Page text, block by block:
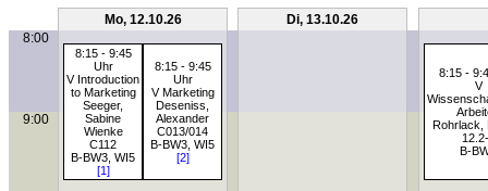
Mo, 12.10.26
Di, 13.10.26
8:00
8:15 - 9:45
Uhr
V Introduction
to Marketing
Seeger,
Sabine
Wienke
C112
B-BW3, WI5
[1]
8:15 - 9:45
Uhr
V Marketing
Deseniss,
Alexander
C013/014
B-BW3, WI5
[2]
8:15 -
V
Rohrlack,
B-
9:00